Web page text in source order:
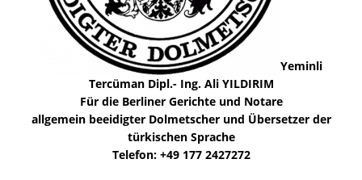
Yeminli
Tercüman Dipl.- Ing. Ali YILDIRIM
Für die Berliner Gerichte und Notare
allgemein beeidigter Dolmetscher und Übersetzer der
türkischen Sprache
Telefon: +49 177 2427272